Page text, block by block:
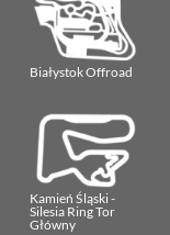
Białystok Offroad
Kamień Śląski -
Silesia Ring Tor
Główny